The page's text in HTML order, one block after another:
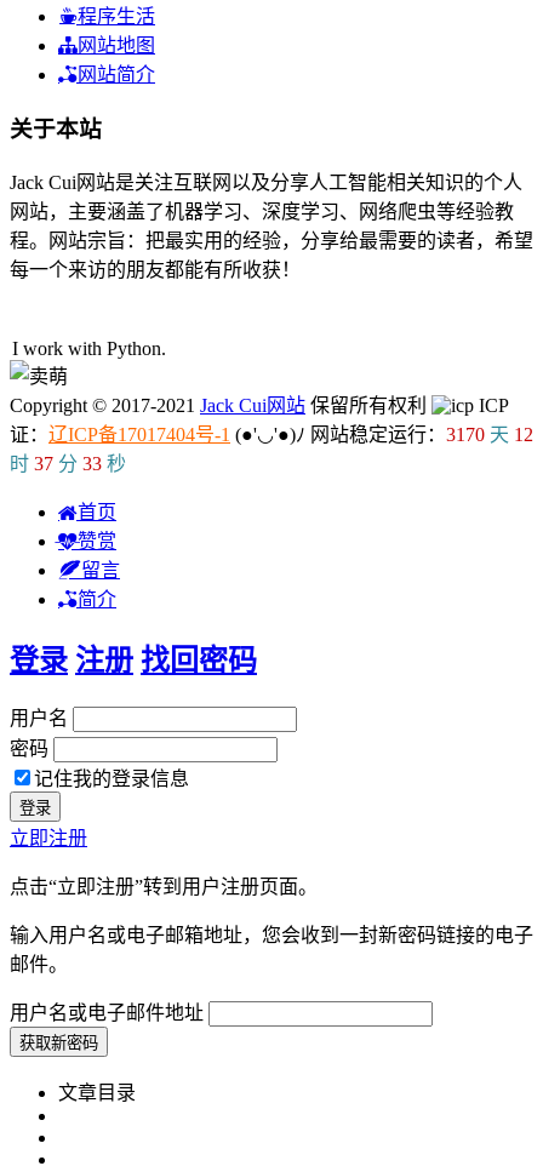
程序生活
网站地图
网站简介
关于本站
Jack Cui网站是关注互联网以及分享人工智能相关知识的个人
网站，主要涵盖了机器学习、深度学习、网络爬虫等经验教
程。网站宗旨：把最实用的经验，分享给最需要的读者，希望
每一个来访的朋友都能有所收获！
I work with Python.
Copyright © 2017-2021 Jack Cui网站 保留所有权利
ICP
证： 辽ICP备17017404号-1 (●'◡'●)ﾉ 网站稳定运行： 3170 天 12
时 37 分 33 秒
首页
赞赏
留言
简介
登录 注册 找回密码
用户名
密码
记住我的登录信息
立即注册
点击“立即注册”转到用户注册页面。
输入用户名或电子邮箱地址，您会收到一封新密码链接的电子
邮件。
用户名或电子邮件地址
文章目录